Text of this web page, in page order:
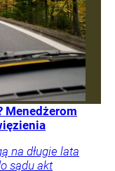
Menedżerom
na długie lata
sądu akt